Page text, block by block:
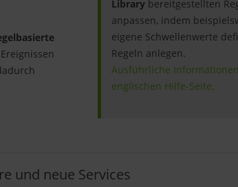
Library bereitgestellten
anpassen, indem
eigene Schwellenwerte
Regeln anlegen.
Ausführliche
englischen Hilfe-Seite.
und neue Services